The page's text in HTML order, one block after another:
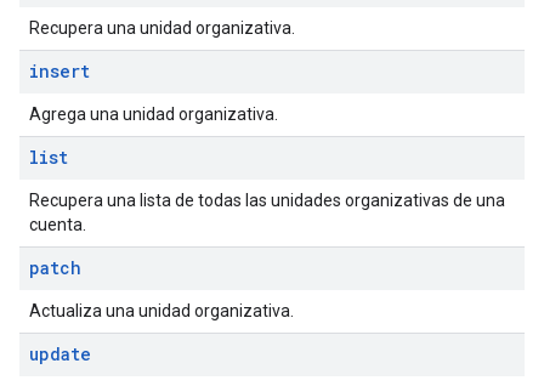
Recupera una unidad organizativa.
insert
Agrega una unidad organizativa.
list
Recupera una lista de todas las unidades organizativas de una
cuenta.
patch
Actualiza una unidad organizativa.
update